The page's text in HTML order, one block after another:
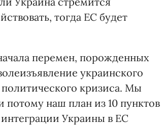
тогда ЕС будет
перемен, порожденных
украинского
кризиса. Мы
наш план из 10 пунктов
Украины в ЕС